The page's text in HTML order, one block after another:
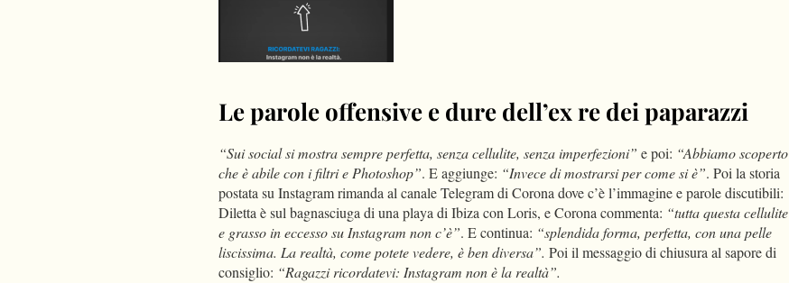
Le parole offensive e dure dell’ex re dei paparazzi
“Sui social si mostra sempre perfetta, senza cellulite, senza imperfezioni” e poi: “Abbiamo scoperto
che è abile con i filtri e Photoshop”. E aggiunge: “Invece di mostrarsi per come si è”. Poi la storia
postata su Instagram rimanda al canale Telegram di Corona dove c’è l’immagine e parole discutibili:
Diletta è sul bagnasciuga di una playa di Ibiza con Loris, e Corona commenta: “tutta questa cellulite
e grasso in eccesso su Instagram non c’è”. E continua: “splendida forma, perfetta, con una pelle
liscissima. La realtà, come potete vedere, è ben diversa”. Poi il messaggio di chiusura al sapore di
consiglio: “Ragazzi ricordatevi: Instagram non è la realtà”.